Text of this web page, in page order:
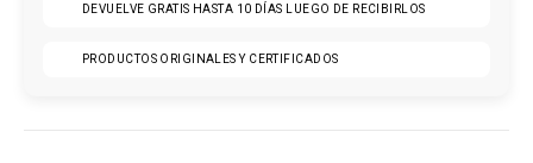
DEVUELVE GRATIS HASTA 10 DÍAS LUEGO DE RECIBIRLOS
PRODUCTOS ORIGINALES Y CERTIFICADOS